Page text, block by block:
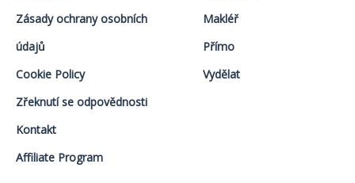
Zásady ochrany osobních
údajů
Cookie Policy
Zřeknutí se odpovědnosti
Kontakt
Affiliate Program
Makléř
Přímo
Vydělat